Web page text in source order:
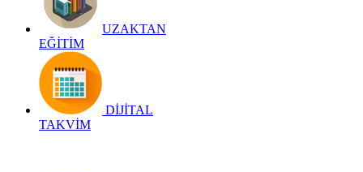
UZAKTAN
EĞİTİM
DİJİTAL
TAKVİM